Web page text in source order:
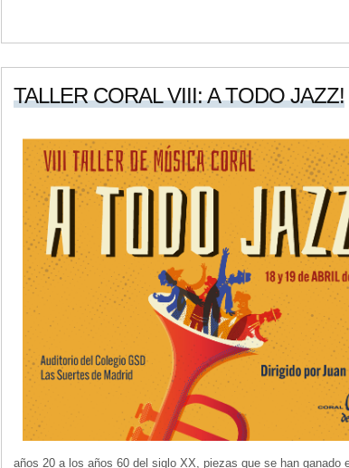
TALLER CORAL VIII: A TODO JAZZ!
años 20 a los años 60 del siglo XX, piezas que se han